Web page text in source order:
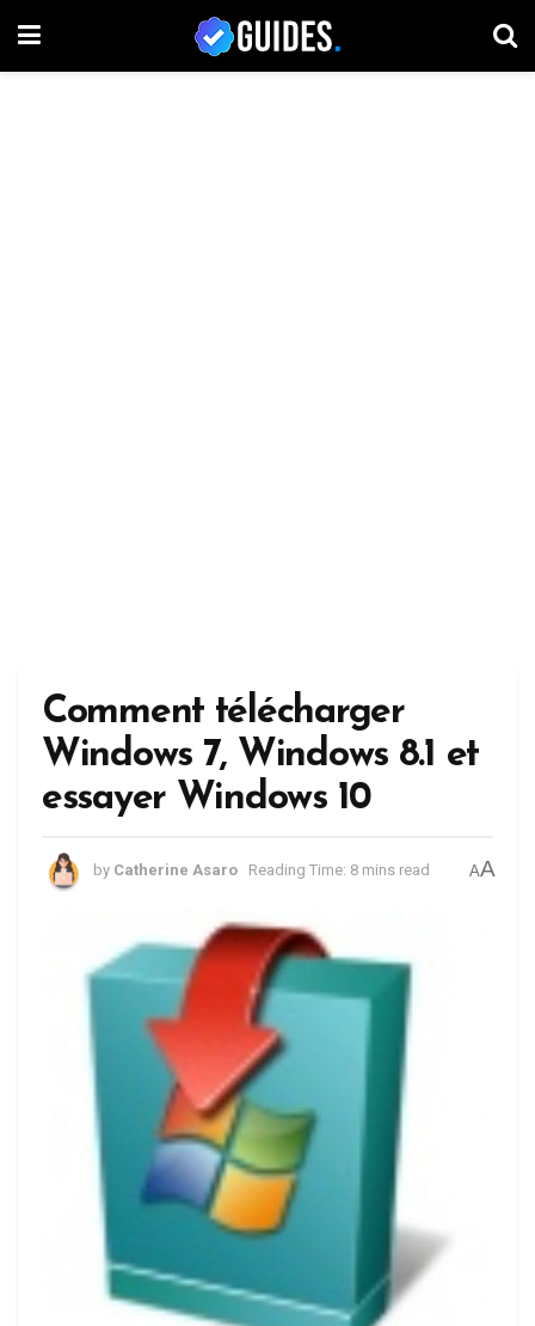
Comment télécharger
Windows 7, Windows 8.1 et
essayer Windows 10
by Catherine Asaro Reading Time: 8 mins read AA